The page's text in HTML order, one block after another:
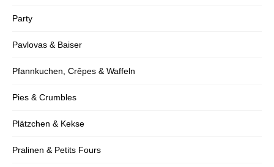
Party
Pavlovas & Baiser
Pfannkuchen, Crêpes & Waffeln
Pies & Crumbles
Plätzchen & Kekse
Pralinen & Petits Fours